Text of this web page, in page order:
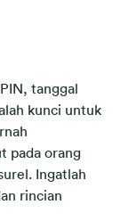
tanggal
kunci untuk
pada orang
Ingatlah
rincian